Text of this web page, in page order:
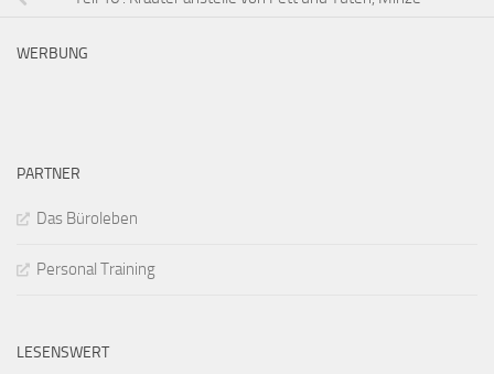
WERBUNG
PARTNER
Das Büroleben
Personal Training
LESENSWERT